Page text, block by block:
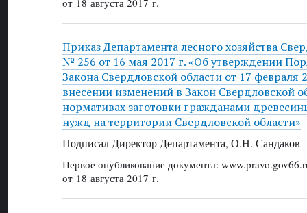
от 18 августа 2017 г.
Приказ Департамента лесного хозяйства
№ 256 от 16 мая 2017 г. «Об утверждении
Закона Свердловской области от 17
внесении изменений в Закон Свердловской
нормативах заготовки гражданами
нужд на территории Свердловской области»
Подписал Директор Департамента, О.Н. Сандаков
Первое опубликование документа:
от 18 августа 2017 г.